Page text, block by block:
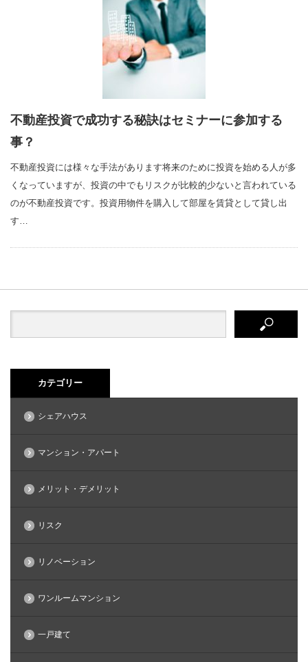
不動産投資で成功する秘訣はセミナーに参加する
事？
不動産投資には様々な手法があります将来のために投資を始める人が多
くなっていますが、投資の中でもリスクが比較的少ないと言われている
のが不動産投資です。投資用物件を購入して部屋を賃貸として貸し出
す…
カテゴリー
シェアハウス
マンション・アパート
メリット・デメリット
リスク
リノベーション
ワンルームマンション
一戸建て